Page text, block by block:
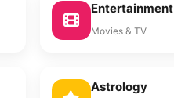
Entertainment
Movies & TV
Astrology